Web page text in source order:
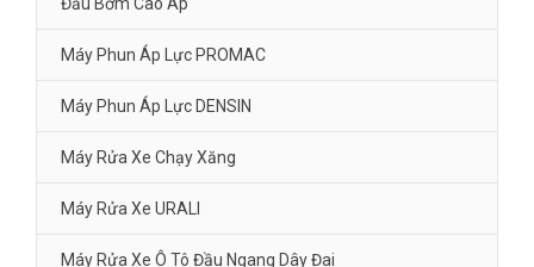
Máy Phun Áp Lực PROMAC
Máy Phun Áp Lực DENSIN
Máy Rửa Xe Chạy Xăng
Máy Rửa Xe URALI
Máy Rửa Xe Ô Tô Đầu Ngang Dây Đai